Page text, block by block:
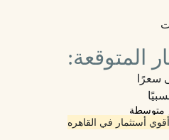
المتوقعة:
سعرًا
متوسطة
أستثمار في القاهره